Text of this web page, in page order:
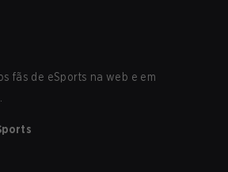
fãs de eSports na web e em